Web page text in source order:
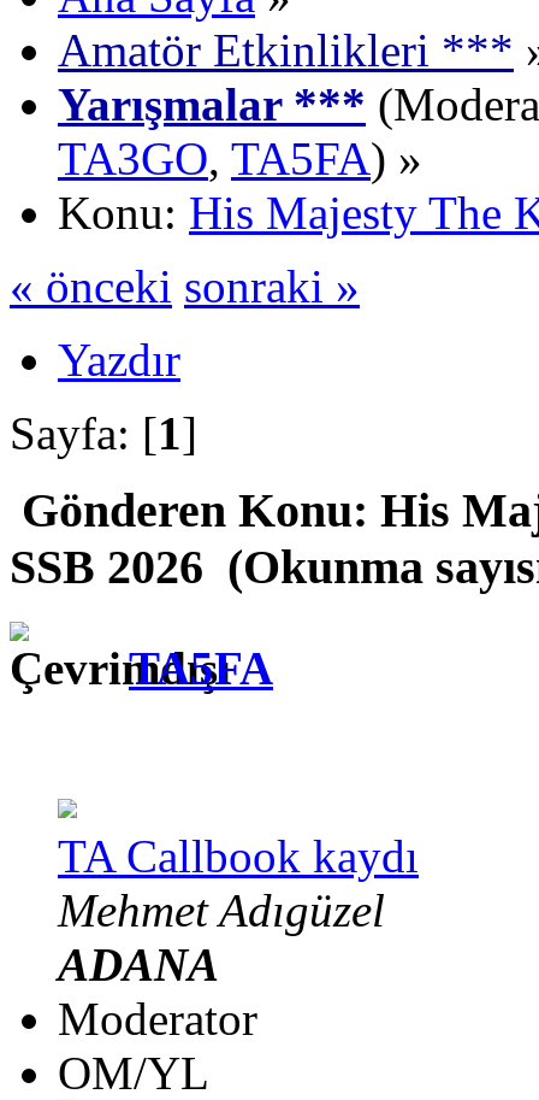
Amatör Etkinlikleri ***
Yarışmalar ***
TA3GO, TA5FA) »
Konu: His Majesty The
« önceki sonraki »
Yazdır
Sayfa: [1]
Gönderen Konu: His
SSB 2026 (Okunma
TA5FA
TA Callbook kaydı
Mehmet Adıgüzel
ADANA
Moderator
OM/YL